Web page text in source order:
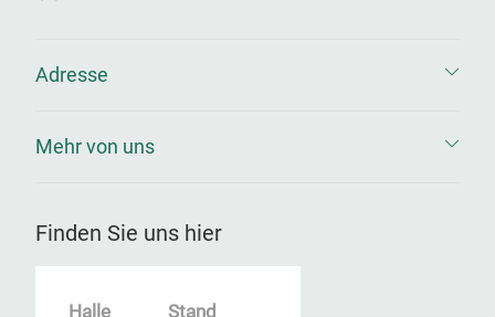
Adresse
Mehr von uns
Finden Sie uns hier
Halle Stand